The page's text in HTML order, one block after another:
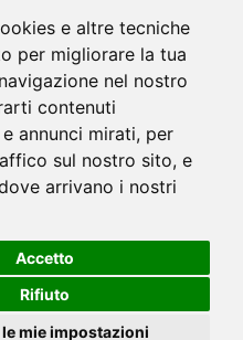
e altre tecniche
per migliorare la tua
nel nostro
contenuti
annunci mirati, per
sul nostro sito, e
arrivano i nostri
Accetto
Rifiuto
mie impostazioni
Pagamenti
Elettronica|Mappa
- Divisione .Cloud - P.IVA